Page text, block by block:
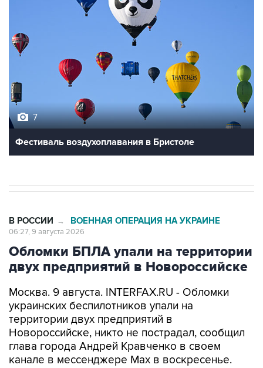
7
Фестиваль воздухоплавания в Бристоле
В РОССИИ → ВОЕННАЯ ОПЕРАЦИЯ НА УКРАИНЕ
06:27, 9 августа 2026
Обломки БПЛА упали на территории
двух предприятий в Новороссийске
Москва. 9 августа. INTERFAX.RU - Обломки
украинских беспилотников упали на
территории двух предприятий в
Новороссийске, никто не пострадал, сообщил
глава города Андрей Кравченко в своем
канале в мессенджере Max в воскресенье.